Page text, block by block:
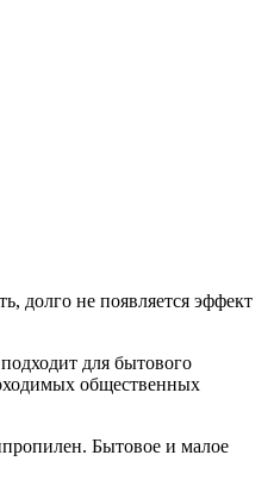
долго не появляется эффект
для бытового
общественных
Бытовое и малое